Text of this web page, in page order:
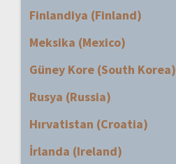
Finlandiya (Finland)
Meksika (Mexico)
Güney Kore (South Korea)
Rusya (Russia)
Hırvatistan (Croatia)
İrlanda (Ireland)